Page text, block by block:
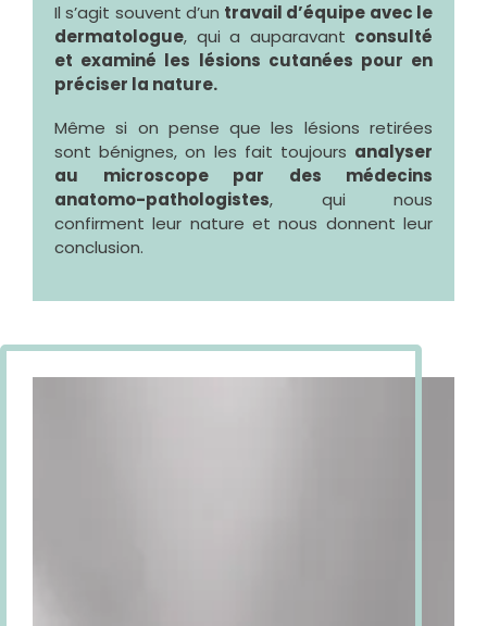
Il s’agit souvent d’un travail d’équipe avec le
dermatologue, qui a auparavant consulté
et examiné les lésions cutanées pour en
préciser la nature.
Même si on pense que les lésions retirées
sont bénignes, on les fait toujours analyser
au microscope par des médecins
anatomo-pathologistes, qui nous
confirment leur nature et nous donnent leur
conclusion.